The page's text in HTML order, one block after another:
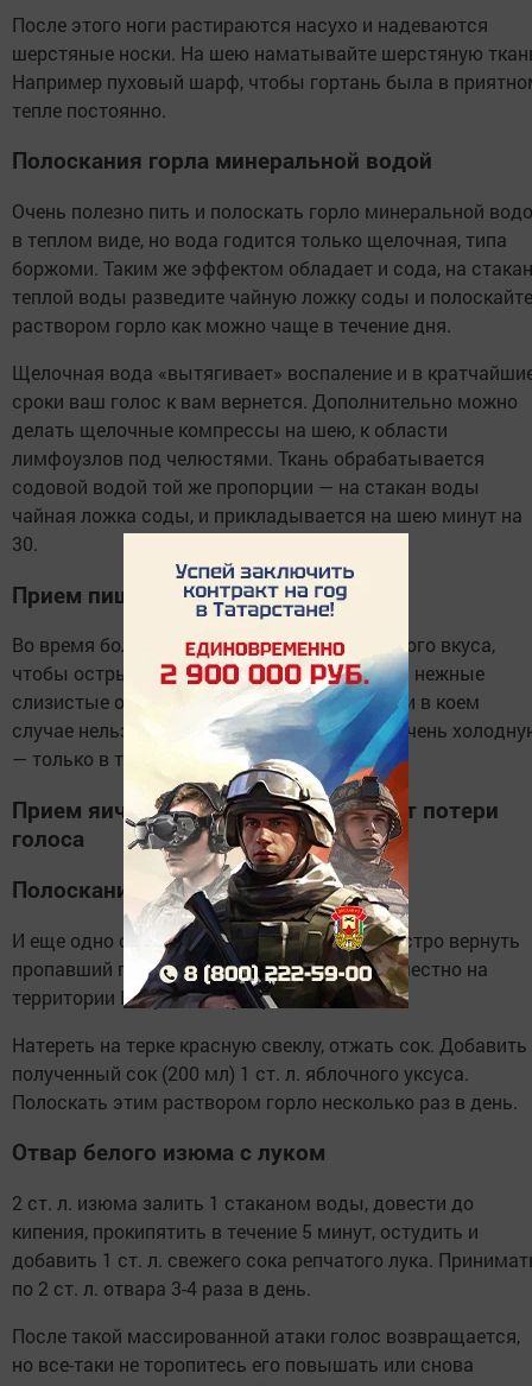
После этого ноги растираются насухо и надеваются
шерстяные носки. На шею наматывайте шерстяную
Например пуховый шарф, чтобы гортань была в
тепле постоянно.
Полоскания горла минеральной водой
Очень полезно пить и полоскать горло минеральной
в теплом виде, но вода годится только щелочная, типа
боржоми. Таким же эффектом обладает и сода, на стакан
теплой воды разведите чайную ложку соды и полоскайте
раствором горло как можно чаще в течение дня.
Щелочная вода «вытягивает» воспаление и в
сроки ваш голос к вам вернется. Дополнительно можно
делать щелочные компрессы на шею, к области
лимфоузлов под челюстями. Ткань обрабатывается
содовой водой той же пропорции — на стакан воды
чайная ложка соды, и прикладывается на шею минут на
30.
Прием пищи во время лечения
Во время болезни пищу готовьте нейтрального вкуса,
чтобы острыми приправами не раздражать нежные
слизистые оболочки и голосовые связки. Ни в коем
случае нельзя есть пищу очень горячую и очень
— только в теплом виде.
Прием яичных белков с коньяком от потери
голоса
Полоскания свекольным соком
И еще одно средство, которое помогает быстро вернуть
пропавший голос. Метод применяли повсеместно на
территории Калужской губернии.
Натереть на терке красную свеклу, отжать сок. Добавить
полученный сок (200 мл) 1 ст. л. яблочного уксуса.
Полоскать этим раствором горло несколько раз в день.
Отвар белого изюма с луком
2 ст. л. изюма залить 1 стаканом воды, довести до
кипения, прокипятить в течение 5 минут, остудить и
добавить 1 ст. л. свежего сока репчатого лука.
по 2 ст. л. отвара 3-4 раза в день.
После такой массированной атаки голос возвращается,
но все-таки не торопитесь его повышать или снова